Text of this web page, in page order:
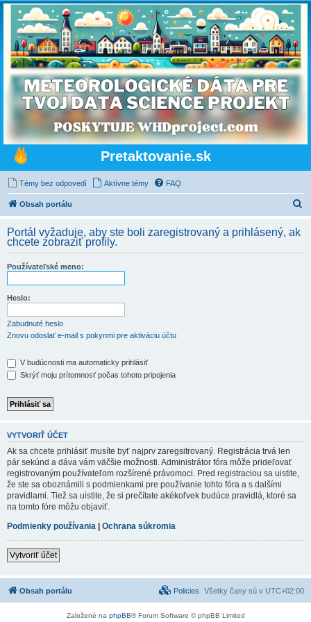
Pretaktovanie.sk
Témy bez odpovedí Aktívne témy FAQ
Obsah portálu
d
Portál vyžaduje, aby ste boli zaregistrovaný a prihlásený, ak
chcete zobraziť profily.
Používateľské meno:
Heslo:
Zabudnuté heslo
Znovu odoslať e-mail s pokynmi pre aktiváciu účtu
V budúcnosti ma automaticky prihlásiť
Skrýť moju prítomnosť počas tohoto pripojenia
VYTVORIŤ ÚČET
Ak sa chcete prihlásiť musíte byť najprv zaregsitrovaný. Registrácia trvá len
pár sekúnd a dáva vám väčšie možnosti. Administrátor fóra môže prideľovať
registrovaným používateľom rozšírené právomoci. Pred registraciou sa uistite,
že ste sa oboznámili s podmienkami pre používanie tohto fóra a s dalšími
pravidlami. Tiež sa uistite, že si prečítate akékoľvek budúce pravidlá, ktoré sa
na tomto fóre môžu objaviť.
Podmienky používania | Ochrana súkromia
Vytvoriť účet
Obsah portálu Všetky časy sú v UTC+02:00
Policies
Založené na phpBB® Forum Software © phpBB Limited